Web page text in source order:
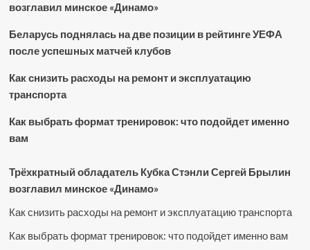
возглавил минское «Динамо»
Беларусь поднялась на две позиции в рейтинге УЕФА
после успешных матчей клубов
Как снизить расходы на ремонт и эксплуатацию
транспорта
Как выбрать формат тренировок: что подойдет именно
вам
Трёхкратный обладатель Кубка Стэнли Сергей Брылин
возглавил минское «Динамо»
Как снизить расходы на ремонт и эксплуатацию транспорта
Как выбрать формат тренировок: что подойдет именно вам